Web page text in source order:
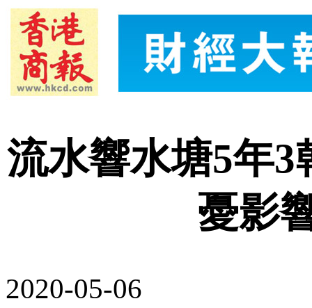
流水響水塘5年
憂影
2020-05-06